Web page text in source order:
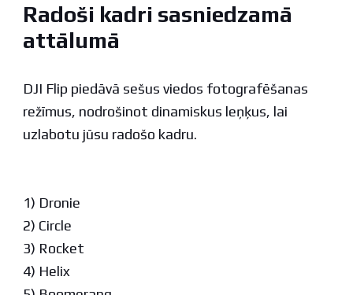
Radoši kadri sasniedzamā
attālumā
DJI Flip piedāvā sešus viedos fotografēšanas
režīmus, nodrošinot dinamiskus leņķus, lai
uzlabotu jūsu radošo kadru.
1) Dronie
2) Circle
3) Rocket
4) Helix